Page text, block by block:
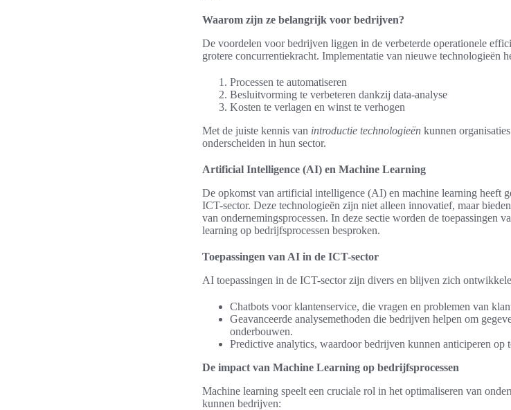
Waarom zijn ze belangrijk voor bedrijven?
De voordelen voor bedrijven liggen in de verbeterde operationele
grotere concurrentiekracht. Implementatie van nieuwe technologieën
Processen te automatiseren
Besluitvorming te verbeteren dankzij data-analyse
Kosten te verlagen en winst te verhogen
Met de juiste kennis van introductie technologieën kunnen
onderscheiden in hun sector.
Artificial Intelligence (AI) en Machine Learning
De opkomst van artificial intelligence (AI) en machine learning heeft
ICT-sector. Deze technologieën zijn niet alleen innovatief, maar
van ondernemingsprocessen. In deze sectie worden de toepassingen
learning op bedrijfsprocessen besproken.
Toepassingen van AI in de ICT-sector
AI toepassingen in de ICT-sector zijn divers en blijven zich
Chatbots voor klantenservice, die vragen en problemen van
Geavanceerde analysemethoden die bedrijven helpen om
onderbouwen.
Predictive analytics, waardoor bedrijven kunnen anticiperen op
De impact van Machine Learning op bedrijfsprocessen
Machine learning speelt een cruciale rol in het optimaliseren van
kunnen bedrijven: